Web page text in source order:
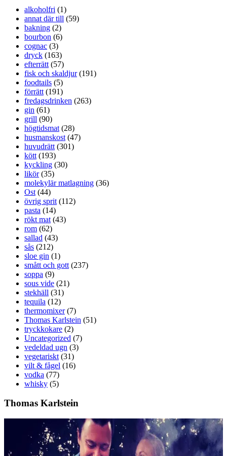
alkoholfri (1)
annat där till (59)
bakning (2)
bourbon (6)
cognac (3)
dryck (163)
efterrätt (57)
fisk och skaldjur(191)
foodtails (5)
förrätt (191)
fredagsdrinken (263)
gin (61)
grill (90)
högtidsmat (28)
husmanskost (47)
huvudrätt (301)
kött (193)
kyckling (30)
likör(35)
molekylär matlagning (36)
Ost (44)
övrig sprit (112)
pasta (14)
rökt mat (43)
rom (62)
sallad (43)
sås (212)
sloe gin (1)
smått och gott (237)
soppa (9)
sous vide (21)
stekhäll (31)
tequila (12)
thermomixer(7)
Thomas Karlstein (51)
tryckkokare (2)
Uncategorized (7)
vedeldad ugn (3)
vegetariskt (31)
vilt & fågel (16)
vodka (77)
whisky (5)
Thomas Karlstein